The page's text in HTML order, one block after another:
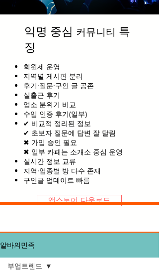
익명 중심 커뮤니티 특
징
회원제 운영
지역별 게시판 분리
후기·질문·구인 글 공존
실출근 후기
업소 분위기 비교
수입 인증 후기(일부)
✔ 비교적 정리된 정보
✔ 초보자 질문에 답변 잘 달림
✖ 가입 승인 필요
✖ 일부 카페는 소개소 중심 운영
실시간 정보 교류
지역·업종별 방 다수 존재
구인글 업데이트 빠름
앱스토어 다운로드
알바의민족
부업트렌드